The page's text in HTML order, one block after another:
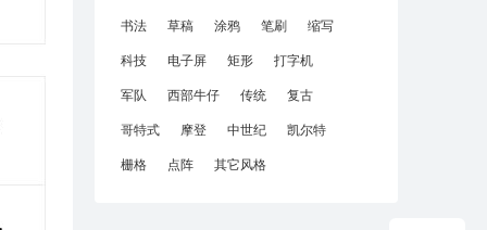
书法
草稿 涂鸦 笔刷
缩写
科技
电子屏 矩形
打字机
军队
西部牛仔 传统
复古
哥特式
摩登 中世纪
凯尔特
栅格
点阵 其它风格